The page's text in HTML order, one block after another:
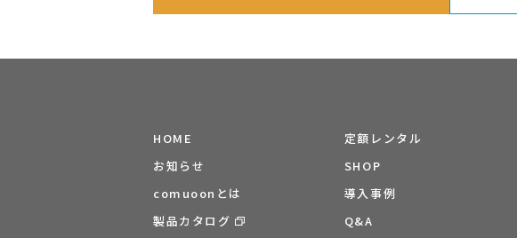
HOME
お知らせ
comuoonとは
製品カタログ
定額レンタル
SHOP
導入事例
Q&A